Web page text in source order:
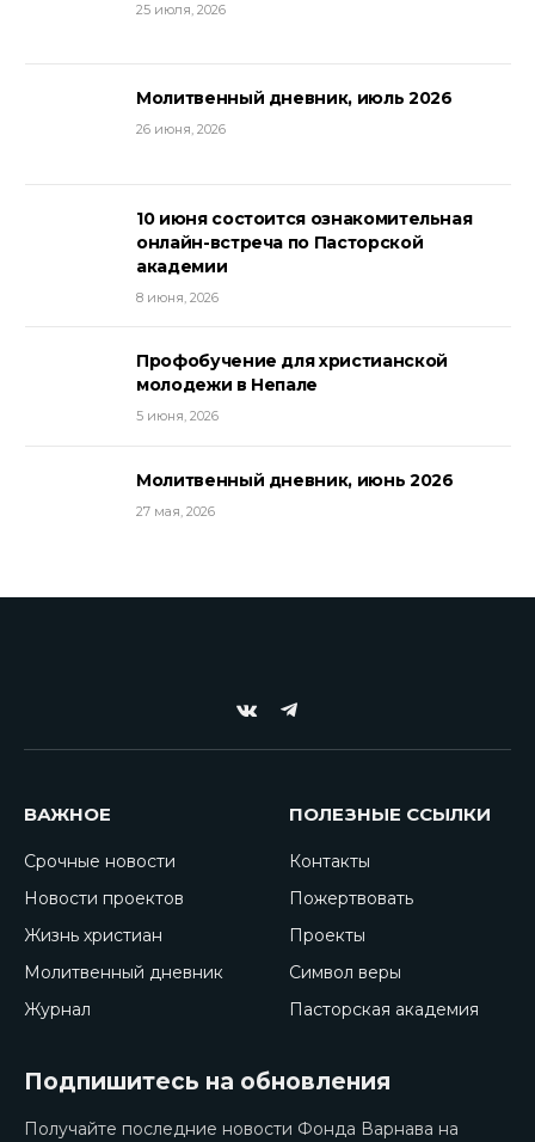
25 июля, 2026
Молитвенный дневник, июль 2026
26 июня, 2026
10 июня состоится ознакомительная
онлайн-встреча по Пасторской
академии
8 июня, 2026
Профобучение для христианской
молодежи в Непале
5 июня, 2026
Молитвенный дневник, июнь 2026
27 мая, 2026
VKontakte
Telegram
ВАЖНОЕ
Срочные новости
Новости проектов
Жизнь христиан
Молитвенный дневник
Журнал
ПОЛЕЗНЫЕ ССЫЛКИ
Контакты
Пожертвовать
Проекты
Символ веры
Пасторская академия
Подпишитесь на обновления
Получайте последние новости Фонда Варнава на